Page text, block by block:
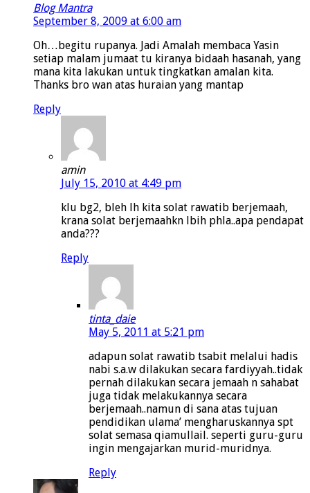
Blog Mantra
September 8, 2009 at 6:00 am
Oh…begitu rupanya. Jadi Amalah membaca Yasin
setiap malam jumaat tu kiranya bidaah hasanah, yang
mana kita lakukan untuk tingkatkan amalan kita.
Thanks bro wan atas huraian yang mantap
Reply
amin
July 15, 2010 at 4:49 pm
klu bg2, bleh lh kita solat rawatib berjemaah,
krana solat berjemaahkn lbih phla..apa pendapat
anda???
Reply
tinta_daie
May 5, 2011 at 5:21 pm
adapun solat rawatib tsabit melalui hadis
nabi s.a.w dilakukan secara fardiyyah..tidak
pernah dilakukan secara jemaah n sahabat
juga tidak melakukannya secara
berjemaah..namun di sana atas tujuan
pendidikan ulama’ mengharuskannya spt
solat semasa qiamullail. seperti guru-guru
ingin mengajarkan murid-muridnya.
Reply